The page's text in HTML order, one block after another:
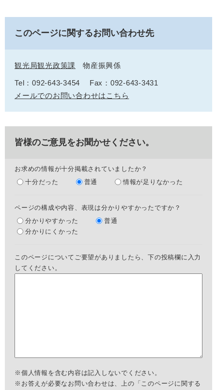
このページに関するお問い合わせ先
観光局観光政策課 物産振興係
Tel：092-643-3454
Fax：092-643-3431
メールでのお問い合わせはこちら
皆様のご意見をお聞かせください。
お求めの情報が十分掲載されていましたか？
十分だった
普通 情報が足りなかった
ページの構成や内容、表現は分かりやすかったですか？
分かりやすかった
普通
分かりにくかった
このページについてご要望がありましたら、下の投稿欄に入力
してください。
※個人情報を含む内容は記入しないでください。
※お答えが必要なお問い合わせは、上の「このページに関する